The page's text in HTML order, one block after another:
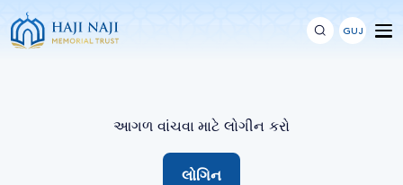
GUJ
આગળ વાંચવા માટે લોગીન કરો
લોગિન